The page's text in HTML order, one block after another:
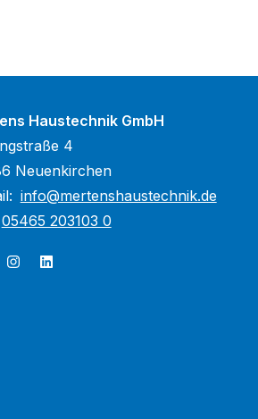
Haustechnik GmbH
4
Neuenkirchen
info@mertenshaustechnik.de
05465 203103 0